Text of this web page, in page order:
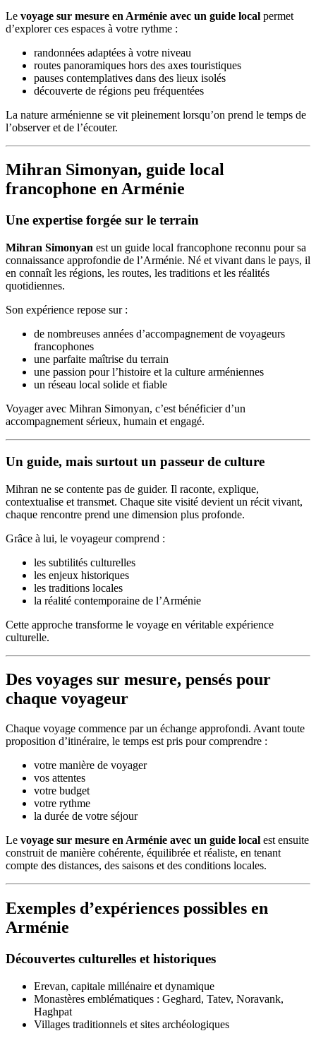
Le voyage sur mesure en Arménie avec un guide local permet
d’explorer ces espaces à votre rythme :
randonnées adaptées à votre niveau
routes panoramiques hors des axes touristiques
pauses contemplatives dans des lieux isolés
découverte de régions peu fréquentées
La nature arménienne se vit pleinement lorsqu’on prend le temps de
l’observer et de l’écouter.
Mihran Simonyan, guide local
francophone en Arménie
Une expertise forgée sur le terrain
Mihran Simonyan est un guide local francophone reconnu pour sa
connaissance approfondie de l’Arménie. Né et vivant dans le pays, il
en connaît les régions, les routes, les traditions et les réalités
quotidiennes.
Son expérience repose sur :
de nombreuses années d’accompagnement de voyageurs
francophones
une parfaite maîtrise du terrain
une passion pour l’histoire et la culture arméniennes
un réseau local solide et fiable
Voyager avec Mihran Simonyan, c’est bénéficier d’un
accompagnement sérieux, humain et engagé.
Un guide, mais surtout un passeur de culture
Mihran ne se contente pas de guider. Il raconte, explique,
contextualise et transmet. Chaque site visité devient un récit vivant,
chaque rencontre prend une dimension plus profonde.
Grâce à lui, le voyageur comprend :
les subtilités culturelles
les enjeux historiques
les traditions locales
la réalité contemporaine de l’Arménie
Cette approche transforme le voyage en véritable expérience
culturelle.
Des voyages sur mesure, pensés pour
chaque voyageur
Chaque voyage commence par un échange approfondi. Avant toute
proposition d’itinéraire, le temps est pris pour comprendre :
votre manière de voyager
vos attentes
votre budget
votre rythme
la durée de votre séjour
Le voyage sur mesure en Arménie avec un guide local est ensuite
construit de manière cohérente, équilibrée et réaliste, en tenant
compte des distances, des saisons et des conditions locales.
Exemples d’expériences possibles en
Arménie
Découvertes culturelles et historiques
Erevan, capitale millénaire et dynamique
Monastères emblématiques : Geghard, Tatev, Noravank,
Haghpat
Villages traditionnels et sites archéologiques